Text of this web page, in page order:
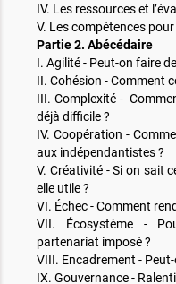
IV. Les ressources et
V. Les compétences
Partie 2. Abécédaire
I. Agilité - Peut-on faire
II. Cohésion - Comment
III. Complexité -
déjà difficile ?
IV. Coopération -
aux indépendantistes ?
V. Créativité - Si on sait
elle utile ?
VI. Échec - Comment
VII. Écosystème -
partenariat imposé ?
VIII. Encadrement -
IX. Gouvernance -